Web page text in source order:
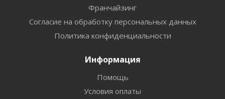
Франчайзинг
Согласие на обработку персональных данных
Политика конфиденциальности
Информация
Помощь
Условия оплаты